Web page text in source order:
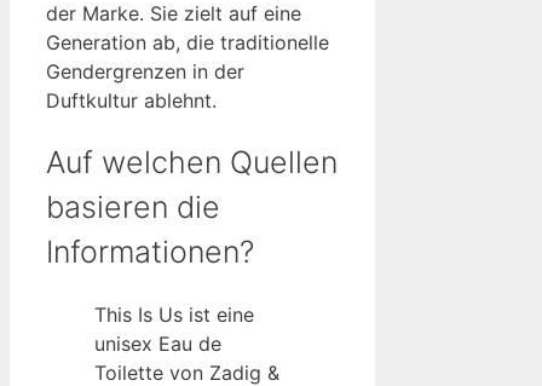
der Marke. Sie zielt auf eine
Generation ab, die traditionelle
Gendergrenzen in der
Duftkultur ablehnt.
Auf welchen Quellen
basieren die
Informationen?
This Is Us ist eine
unisex Eau de
Toilette von Zadig &